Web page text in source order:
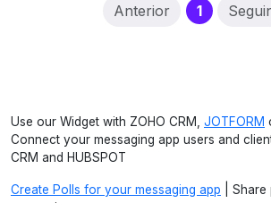
Anterior 1(current)
Use our Widget with ZOHO CRM, JOTFORM
Connect your messaging app users and
CRM and HUBSPOT
Create Polls for your messaging app |